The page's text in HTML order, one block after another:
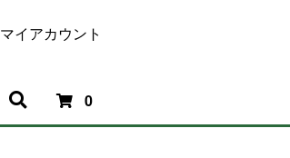
0
マイアカウント